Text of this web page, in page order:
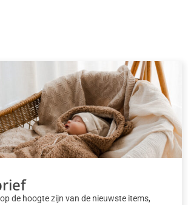
de hoogte zijn van de nieuwste items,